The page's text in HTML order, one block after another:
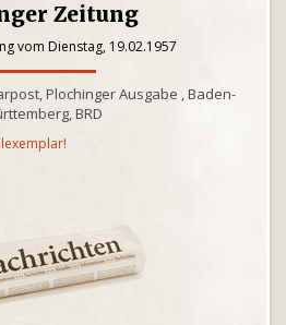
Zeitung
vom Dienstag, 19.02.1957
Plochinger Ausgabe , Baden-
BRD